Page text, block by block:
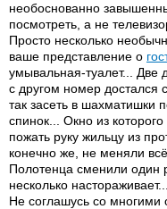
необоснованно
посмотреть, а не
Просто несколько
ваше представление о
умывальная-туалет... Две
с другом номер
так засеть в шахматишки
спинок... Окно из
пожать руку жильцу из
конечно же, не меняли
Полотенца сменили один
несколько
Не соглашусь со